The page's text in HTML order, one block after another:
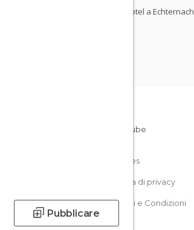
Pubblicare
Hotel a Echternach
Cookies
Politica di privacy
Termini e Condizioni